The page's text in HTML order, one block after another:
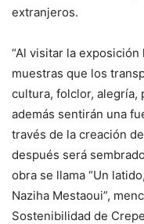
extranjeros.
“Al visitar la
muestras que los
cultura, folclor, alegría,
además sentirán una
través de la creación
después será
obra se llama “Un
Naziha Mestaoui”,
Sostenibilidad de